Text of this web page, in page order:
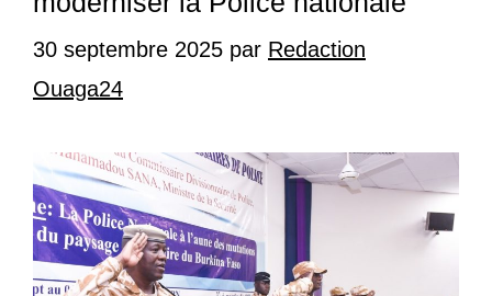
30 septembre 2025 par Redaction
Ouaga24